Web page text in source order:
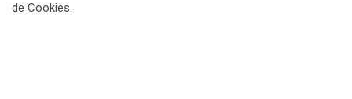
de Cookies.